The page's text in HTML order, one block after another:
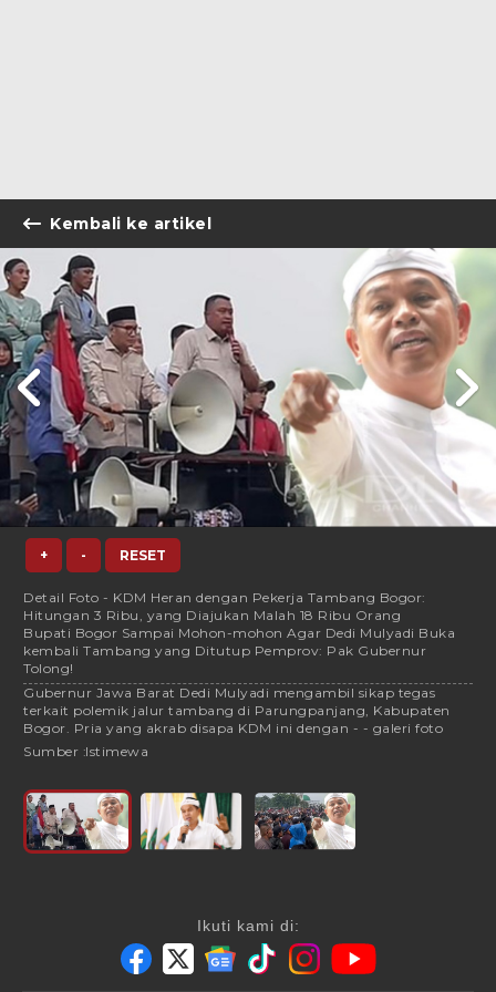
Kembali ke artikel
+ - RESET
Detail Foto - KDM Heran dengan Pekerja Tambang Bogor:
Hitungan 3 Ribu, yang Diajukan Malah 18 Ribu Orang
Bupati Bogor Sampai Mohon-mohon Agar Dedi Mulyadi Buka
kembali Tambang yang Ditutup Pemprov: Pak Gubernur
Tolong!
Gubernur Jawa Barat Dedi Mulyadi mengambil sikap tegas
terkait polemik jalur tambang di Parungpanjang, Kabupaten
Bogor. Pria yang akrab disapa KDM ini dengan - - galeri foto
Sumber :Istimewa
Ikuti kami di: